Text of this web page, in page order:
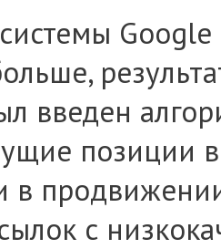
введен
позиции
в
с